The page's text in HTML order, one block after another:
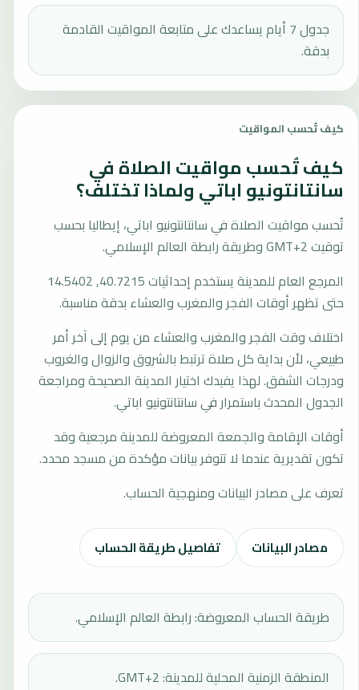
جدول 7 أيام يساعدك على متابعة المواقيت القادمة
بدقة.
كيف تُحسب المواقيت
كيف تُحسب مواقيت الصلاة في
سانتانتونيو اباتي ولماذا تختلف؟
تُحسب مواقيت الصلاة في سانتانتونيو اباتي، إيطاليا بحسب
توقيت GMT+2 وطريقة رابطة العالم الإسلامي.
المرجع العام للمدينة يستخدم إحداثيات 40.7215, 14.5402
حتى تظهر أوقات الفجر والمغرب والعشاء بدقة مناسبة.
اختلاف وقت الفجر والمغرب والعشاء من يوم إلى آخر أمر
طبيعي، لأن بداية كل صلاة ترتبط بالشروق والزوال والغروب
ودرجات الشفق. لهذا يفيدك اختيار المدينة الصحيحة ومراجعة
الجدول المحدث باستمرار في سانتانتونيو اباتي.
أوقات الإقامة والجمعة المعروضة للمدينة مرجعية وقد
تكون تقديرية عندما لا تتوفر بيانات مؤكدة من مسجد محدد.
تعرف على مصادر البيانات ومنهجية الحساب.
مصادر البيانات تفاصيل طريقة الحساب
طريقة الحساب المعروضة: رابطة العالم الإسلامي.
المنطقة الزمنية المحلية للمدينة: GMT+2.